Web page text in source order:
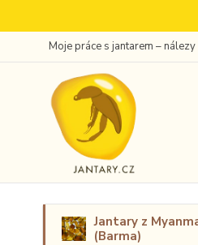
Moje práce s jantarem – nálezy
Jantary z
(Barma)